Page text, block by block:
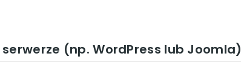
(np. WordPress lub Joomla)